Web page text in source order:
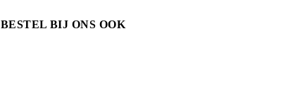
BESTEL BIJ ONS OOK